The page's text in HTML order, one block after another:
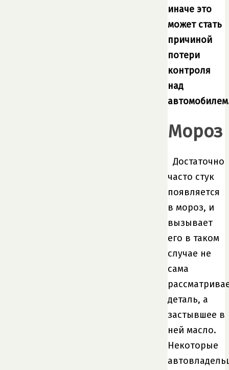
иначе это
может стать
причиной
потери
контроля
над
Мороз
Достаточно
часто стук
появляется
в мороз, и
вызывает
его в таком
случае не
сама
деталь, а
застывшее в
ней масло.
Некоторые